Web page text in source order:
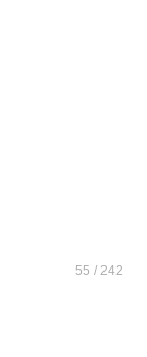
55 / 242